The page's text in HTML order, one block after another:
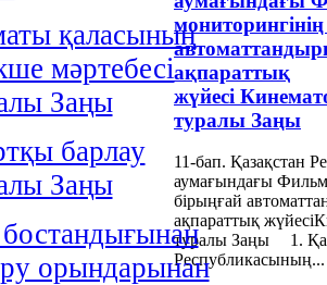
қаласының
мәртебесi
Заңы
барлау
Заңы
орындарынан
ақпараттық
жүйесі
туралы Заңы
11-бап. Қазақстан
аумағындағы
бірыңғай
ақпараттық
туралы Заңы 1.
Республикасының...